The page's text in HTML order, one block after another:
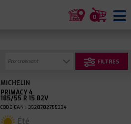
0
FILTRES
MICHELIN
PRIMACY 4
185/55 R 15 82V
CODE EAN : 3528702755334
Été